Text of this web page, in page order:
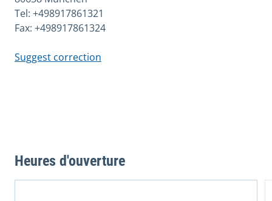
Tel: +498917861321
Fax: +498917861324
Suggest correction
Heures d'ouverture